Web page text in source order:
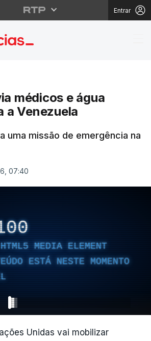
Entrar
envia
médicos e água
a Venezuela
uma missão de emergência na
07:40
MEDIA ELEMENT
ESTÁ NESTE MOMENTO
Unidas vai mobilizar